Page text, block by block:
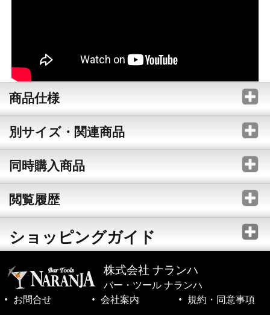
商品仕様
別サイズ・関連商品
同時購入商品
閲覧履歴
ショッピングガイド
株式会社 ナランハ
バー・ツール ナランハ
お問合せ
会社案内
規約・同意事項